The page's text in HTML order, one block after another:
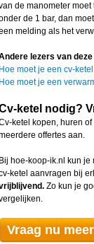
de manometer
de 1 bar, dan
melding als het
lezers van
Hoe moet je een cv-
Hoe moet je een
ketel nodig?
ketel kopen, huren
offertes aan.
Bij hoe-koop-ik.nl kun je
ketel aanvragen bij
Zo kun je
Vraag nu